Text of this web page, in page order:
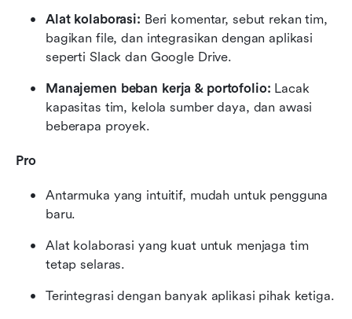
Alat kolaborasi: Beri komentar, sebut rekan tim,
bagikan file, dan integrasikan dengan aplikasi
seperti Slack dan Google Drive.
Manajemen beban kerja & portofolio: Lacak
kapasitas tim, kelola sumber daya, dan awasi
beberapa proyek.
Pro
Antarmuka yang intuitif, mudah untuk pengguna
baru.
Alat kolaborasi yang kuat untuk menjaga tim
tetap selaras.
Terintegrasi dengan banyak aplikasi pihak ketiga.